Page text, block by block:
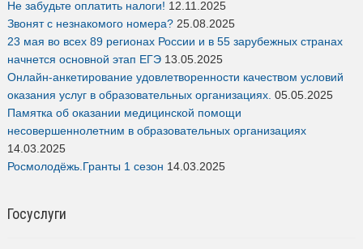
Не забудьте оплатить налоги! 12.11.2025
Звонят с незнакомого номера? 25.08.2025
23 мая во всех 89 регионах России и в 55 зарубежных странах
начнется основной этап ЕГЭ 13.05.2025
Онлайн-анкетирование удовлетворенности качеством условий
оказания услуг в образовательных организациях. 05.05.2025
Памятка об оказании медицинской помощи
несовершеннолетним в образовательных организациях
14.03.2025
Росмолодёжь.Гранты 1 сезон 14.03.2025
Госуслуги